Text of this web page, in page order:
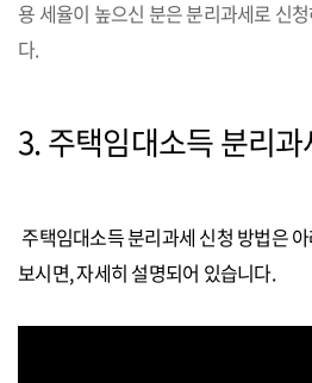
용 세율이 높으신 분은 분리과세로 신
다.
3. 주택임대소득 분리
주택임대소득 분리과세 신청 방법은
보시면, 자세히 설명되어 있습니다.